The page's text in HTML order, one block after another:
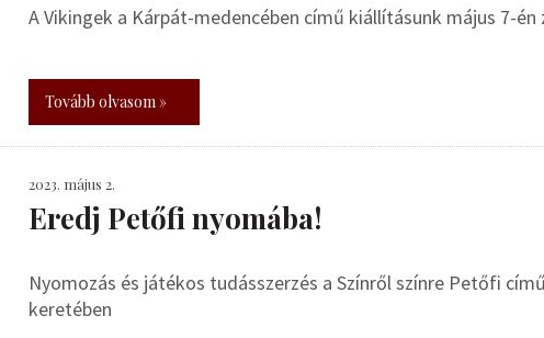
A Vikingek a Kárpát-medencében című kiállításunk május 7-én
Tovább olvasom »
2023. május 2.
Eredj Petőfi nyomába!
Nyomozás és játékos tudásszerzés a Színről színre Petőfi
keretében